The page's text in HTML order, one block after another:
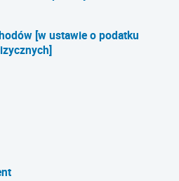
[w ustawie o podatku